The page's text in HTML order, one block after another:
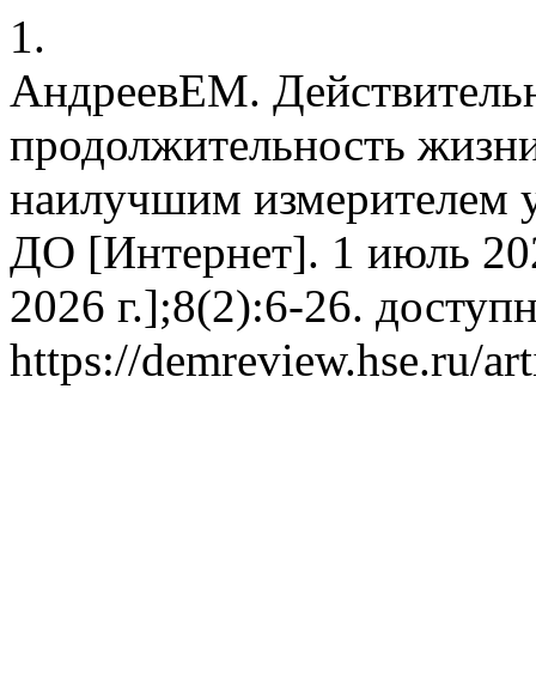
1.
АндреевЕМ.
продолжительность
наилучшим измерителем
ДО [Интернет]. 1 июль
2026 г.];8(2):6-26.
https://demreview.hse.ru/